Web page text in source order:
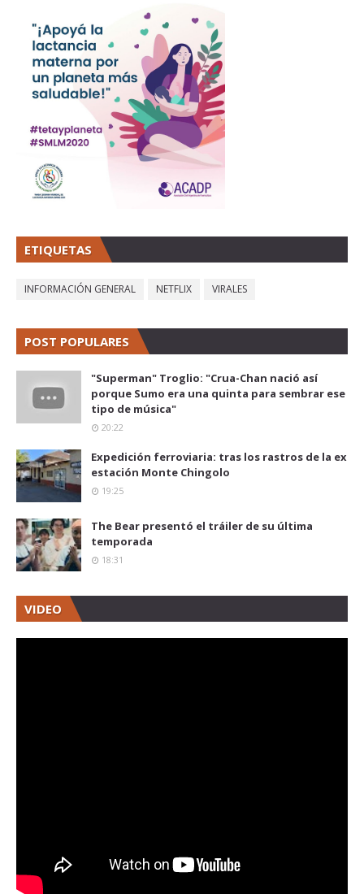
ETIQUETAS
INFORMACIÓN GENERAL NETFLIX VIRALES
POST POPULARES
"Superman" Troglio: "Crua-Chan nació así
porque Sumo era una quinta para sembrar ese
tipo de música"
20:22
Expedición ferroviaria: tras los rastros de la ex
estación Monte Chingolo
19:25
The Bear presentó el tráiler de su última
temporada
18:31
VIDEO